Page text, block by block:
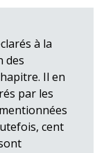
à la
des
Il en
par les
cent